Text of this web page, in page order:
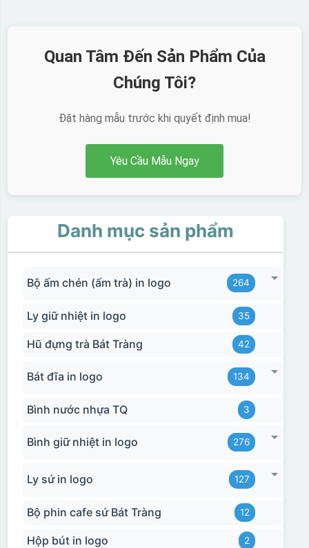
Quan Tâm Đến Sản Phẩm Của
Chúng Tôi?
Đặt hàng mẫu trước khi quyết định mua!
Yêu Cầu Mẫu Ngay
Danh mục sản phẩm
Bộ ấm chén (ấm trà) in logo 264
Ly giữ nhiệt in logo 35
Hũ đựng trà Bát Tràng 42
Bát đĩa in logo 134
Bình nước nhựa TQ 3
Bình giữ nhiệt in logo 276
Ly sứ in logo 127
Bộ phin cafe sứ Bát Tràng 12
Hộp bút in logo 2